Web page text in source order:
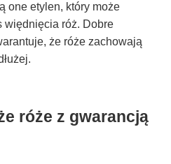
one etylen, który może
więdnięcia róż. Dobre
że róże zachowają
róże z gwarancją